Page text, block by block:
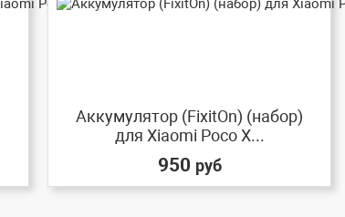
Аккумулятор (FixitOn) (набор)
для Xiaomi Poco X...
950 руб